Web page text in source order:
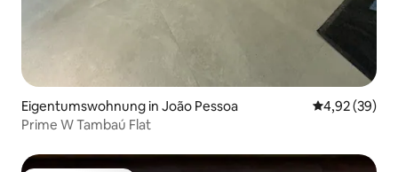
Eigentumswohnung in João Pessoa
4,92 (39)
Prime W Tambaú Flat